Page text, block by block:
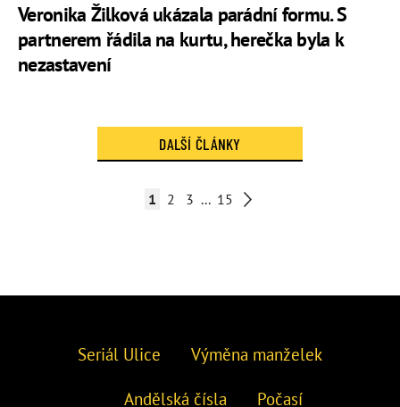
Veronika Žilková ukázala parádní formu. S
partnerem řádila na kurtu, herečka byla k
nezastavení
DALŠÍ ČLÁNKY
1 2 3 ... 15
Seriál Ulice Výměna manželek
Andělská čísla Počasí